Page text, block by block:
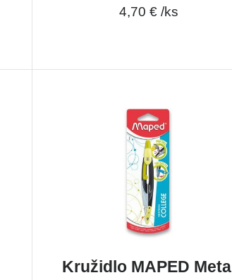
4,70 € /ks
Kružidlo MAPED Metal